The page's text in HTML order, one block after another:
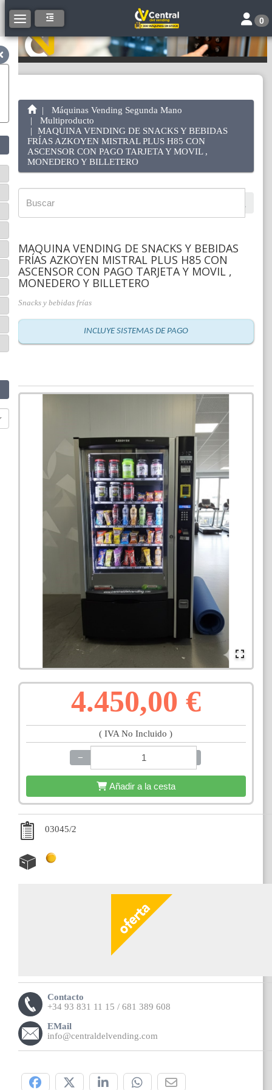
Toggle navigation Toggle
0
Máquinas Vending Segunda Mano
Multiproducto
MAQUINA VENDING DE SNACKS Y BEBIDAS
FRÍAS AZKOYEN MISTRAL PLUS H85 CON
ASCENSOR CON PAGO TARJETA Y MOVIL ,
MONEDERO Y BILLETERO
MAQUINA VENDING DE SNACKS Y BEBIDAS
FRÍAS AZKOYEN MISTRAL PLUS H85 CON
ASCENSOR CON PAGO TARJETA Y MOVIL ,
MONEDERO Y BILLETERO
Snacks y bebidas frías
INCLUYE SISTEMAS DE PAGO
4.450,00 €
( IVA No Incluido )
−
Añadir a la cesta
03045/2
Contacto
+34 93 831 11 15 / 681 389 608
EMail
info@centraldelvending.com